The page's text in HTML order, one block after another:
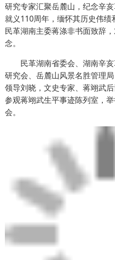
研究专家汇聚岳麓山，纪念辛
就义110周年，缅怀其历史伟绩
民革湖南主委蒋涤非书面致辞
念。
民革湖南省委会、湖南辛亥
研究会、岳麓山风景名胜管理
领导刘晓，文史专家、蒋翊武
参观蒋翊武生平事迹陈列室，
会。